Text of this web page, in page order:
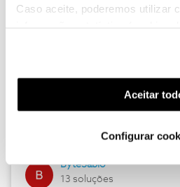
Caso aceite, poderemos utilizar
funcionalidades (cookies de
funcionalidade) e adaptar
(cookies de publicidade
utilização dos cookies clicando
Aceitar
Configurar
Hall of Fame de
17 soluções
ByteSábio
13 soluções